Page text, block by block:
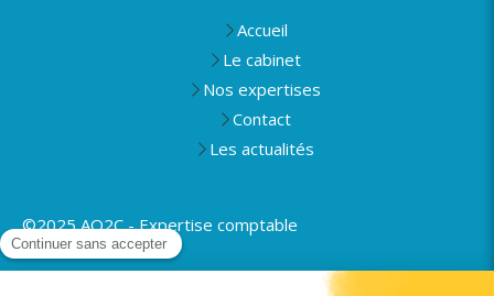
Accueil
Le cabinet
Nos expertises
Contact
Les actualités
©2025 AO2C - Expertise comptable